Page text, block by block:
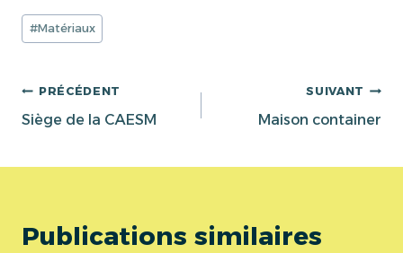
Étiquettes
de
publication :
#Matériaux
Navigation
de
l’article
PRÉCÉDENT
Siège de la CAESM
SUIVANT
Maison container
Publications similaires